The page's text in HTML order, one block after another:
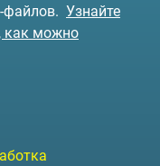
файлов. Узнайте
как можно